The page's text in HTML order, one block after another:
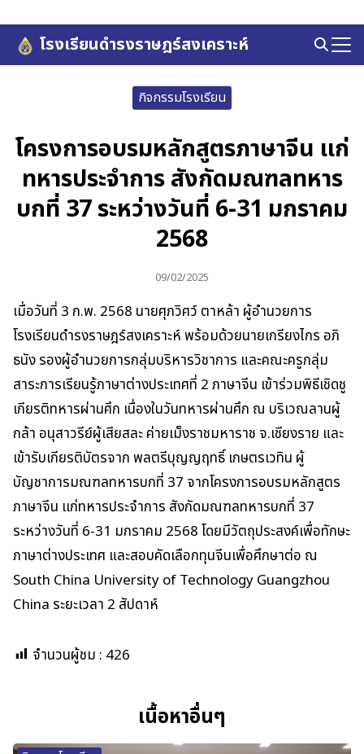
to
contentโรงเรียนดำรงราษฎร์สงเคราะห์
Search
for:
กิจกรรมโรงเรียน
โครงการอบรมหลักสูตรภาษาจีน เเก่
ทหารประจำการ สังกัดมณฑลทหาร
บกที่ 37 ระหว่างวันที่ 6-31 มกราคม
2568
09/02/2025
เมื่อวันที่ 3 ก.พ. 2568 นายศุภวิศว์ ตาหล้า ผู้อำนวยการ
โรงเรียนดำรงราษฎร์สงเคราะห์ พร้อมด้วยนายเกรียงไกร อภิ
ธนัง รองผู้อำนวยการกลุ่มบริหารวิชาการ และคณะครูกลุ่ม
สาระการเรียนรู้ภาษาต่างประเทศที่ 2 ภาษาจีน เข้าร่วมพิธีเชิดชู
เกียรติทหารผ่านศึก เนื่องในวันทหารผ่านศึก ณ บริเวณลานผู้
กล้า อนุสาวรีย์ผู้เสียสละ ค่ายเม็งราชมหาราช จ.เชียงราย และ
เข้ารับเกียรติบัตรจาก พลตรีบุญญฤทธิ์ เกษตรเวทิน ผู้
บัญชาการมณฑลทหารบกที่ 37 จากโครงการอบรมหลักสูตร
ภาษาจีน เเก่ทหารประจำการ สังกัดมณฑลทหารบกที่ 37
ระหว่างวันที่ 6-31 มกราคม 2568 โดยมีวัตถุประสงค์เพื่อทักษะ
ภาษาต่างประเทศ และสอบคัดเลือกทุนจีนเพื่อศึกษาต่อ ณ
South China University of Technology Guangzhou
China ระยะเวลา 2 สัปดาห์
จำนวนผู้ชม : 426
เนื้อหาอื่นๆ